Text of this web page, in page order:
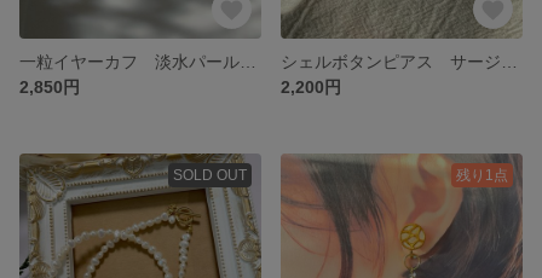
2,850円
2,200円
SOLD OUT 残り1点